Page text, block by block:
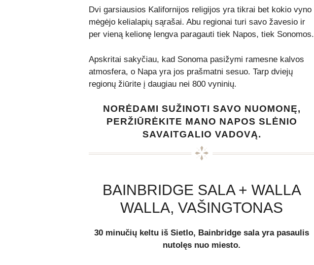
Dvi garsiausios Kalifornijos religijos yra tikrai bet kokio vyno
mėgėjo kelialapių sąrašai. Abu regionai turi savo žavesio ir
per vieną kelionę lengva paragauti tiek Napos, tiek Sonomos.
Apskritai sakyčiau, kad Sonoma pasižymi ramesne kalvos
atmosfera, o Napa yra jos prašmatni sesuo. Tarp dviejų
regionų žiūrite į daugiau nei 800 vyninių.
NORĖDAMI SUŽINOTI SAVO NUOMONĘ,
PERŽIŪRĖKITE MANO NAPOS SLĖNIO
SAVAITGALIO VADOVĄ.
BAINBRIDGE SALA + WALLA
WALLA, VAŠINGTONAS
30 minučių keltu iš Sietlo, Bainbridge sala yra pasaulis
nutolęs nuo miesto.